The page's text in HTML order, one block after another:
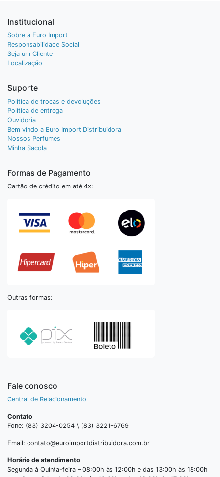
Institucional
Sobre a Euro Import
Responsabilidade Social
Seja um Cliente
Localização
Suporte
Política de trocas e devoluções
Política de entrega
Ouvidoria
Bem vindo a Euro Import Distribuidora
Nossos Perfumes
Minha Sacola
Formas de Pagamento
Cartão de crédito em até 4x:
Outras formas:
Fale conosco
Central de Relacionamento
Contato
Fone: (83) 3204-0254 \ (83) 3221-6769
Email: contato@euroimportdistribuidora.com.br
Horário de atendimento
Segunda à Quinta-feira – 08:00h às 12:00h e das 13:00h às 18:00h